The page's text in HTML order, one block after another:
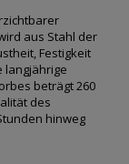
aus Stahl der
Festigkeit
langjährige
beträgt 260
des
hinweg